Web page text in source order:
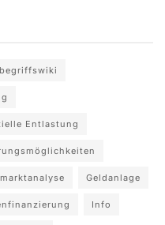
begriffswiki
Entlastung
Geldanlage
Info